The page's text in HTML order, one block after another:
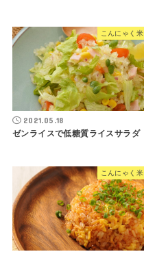
こんにゃく米
2021.05.18
ゼンライスで低糖質ライスサラダ
こんにゃく米